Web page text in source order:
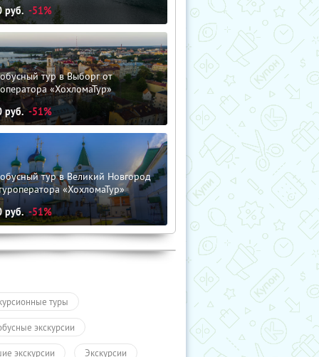
руб. -51%
тур в Выборг от
«ХохломаТур»
руб. -51%
тур в Великий Новгород
«ХохломаТур»
руб. -51%
туры
экскурсии
экскурсии Экскурсии